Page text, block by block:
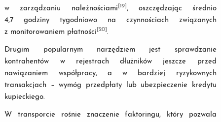
w zarządzaniu należnościami [19] , oszczędzając średnio
4,7 godziny tygodniowo na czynnościach związanych
z monitorowaniem płatności [20] .
Drugim popularnym narzędziem jest sprawdzanie
kontrahentów w rejestrach dłużników jeszcze przed
nawiązaniem współpracy, a w bardziej ryzykownych
transakcjach – wymóg przedpłaty lub ubezpieczenie kredytu
kupieckiego.
W transporcie rośnie znaczenie faktoringu, który pozwala